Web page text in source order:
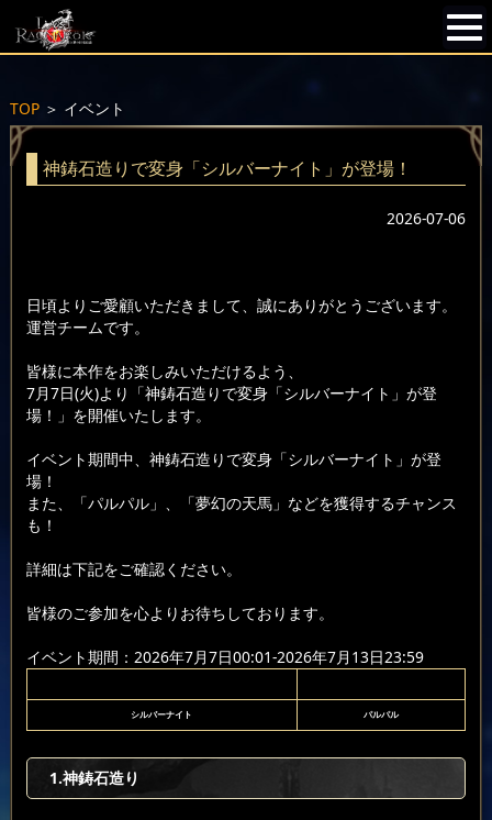
TOP＞ イベント
神鋳石造りで変身「シルバーナイト」が登場！
2026-07-06
日頃よりご愛顧いただきまして、誠にありがとうございます。
運営チームです。
皆様に本作をお楽しみいただけるよう、
7月7日(火)より「神鋳石造りで変身「シルバーナイト」が登
場！」を開催いたします。
イベント期間中、神鋳石造りで変身「シルバーナイト」が登
場！
また、「パルパル」、「夢幻の天馬」などを獲得するチャンス
も！
詳細は下記をご確認ください。
皆様のご参加を心よりお待ちしております。
イベント期間：2026年7月7日00:01-2026年7月13日23:59
シルバーナイト パルパル
1.神鋳石造り